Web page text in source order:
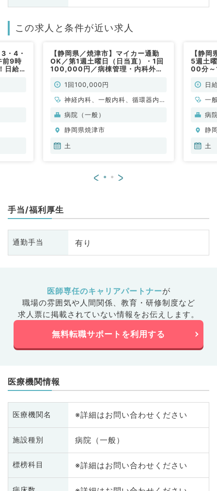
この求人と条件が近い求人
・4・
前9時
日給
【静岡県／焼津市】マイカー通勤
OK／第1週土曜日（日当直）・1回
100,000円／病棟管理・内科外
1回100,000円
神経内科、一般内科、循環器内
科、呼吸器内科、消化器内科、内
内科、血液内科、膠原病科
病院（一般）
静岡県焼津市
土
【静
5週土
00分～
日
一
病
静
土
< >
手当/福利厚生
通勤手当 有り
医師専任のキャリアパートナーが
職場の雰囲気や人間関係、 教育・研修制度など
求人票に掲載されていない情報をお伝えします。
無料転職サポートを利用する
医療機関情報
医療機関名 ※詳細はお問い合わせください
施設種別 病院（一般）
標榜科目 ※詳細はお問い合わせください